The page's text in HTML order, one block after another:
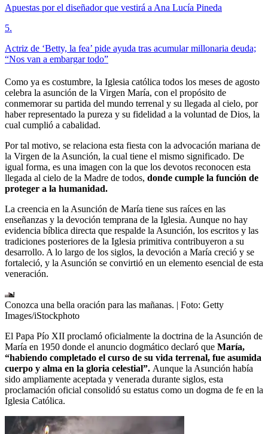
Apuestas por el diseñador que vestirá a Ana Lucía Pineda
5.
Actriz de ‘Betty, la fea’ pide ayuda tras acumular millonaria deuda;
“Nos van a embargar todo”
Como ya es costumbre, la Iglesia católica todos los meses de agosto
celebra la asunción de la Virgen María, con el propósito de
conmemorar su partida del mundo terrenal y su llegada al cielo, por
haber representado la pureza y su fidelidad a la voluntad de Dios, la
cual cumplió a cabalidad.
Por tal motivo, se relaciona esta fiesta con la advocación mariana de
la Virgen de la Asunción, la cual tiene el mismo significado. De
igual forma, es una imagen con la que los devotos reconocen esta
llegada al cielo de la Madre de todos, donde cumple la función de
proteger a la humanidad.
La creencia en la Asunción de María tiene sus raíces en las
enseñanzas y la devoción temprana de la Iglesia. Aunque no hay
evidencia bíblica directa que respalde la Asunción, los escritos y las
tradiciones posteriores de la Iglesia primitiva contribuyeron a su
desarrollo. A lo largo de los siglos, la devoción a María creció y se
fortaleció, y la Asunción se convirtió en un elemento esencial de esta
veneración.
Conozca una bella oración para las mañanas. | Foto: Getty
Images/iStockphoto
El Papa Pío XII proclamó oficialmente la doctrina de la Asunción de
María en 1950 donde el anuncio dogmático declaró que María,
“habiendo completado el curso de su vida terrenal, fue asumida
cuerpo y alma en la gloria celestial”. Aunque la Asunción había
sido ampliamente aceptada y venerada durante siglos, esta
proclamación oficial consolidó su estatus como un dogma de fe en la
Iglesia Católica.